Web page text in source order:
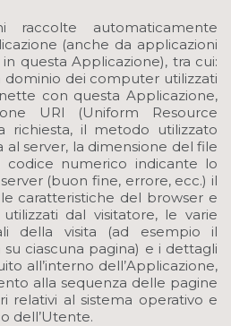
raccolte automaticamente
(anche da applicazioni
questa Applicazione), tra cui:
dominio dei computer utilizzati
con questa Applicazione,
URI (Uniform Resource
richiesta, il metodo utilizzato
al server, la dimensione del file
numerico indicante lo
(buon fine, errore, ecc.) il
caratteristiche del browser e
dal visitatore, le varie
della visita (ad esempio il
ciascuna pagina) e i dettagli
all’interno dell’Applicazione,
alla sequenza delle pagine
relativi al sistema operativo e
dell’Utente.